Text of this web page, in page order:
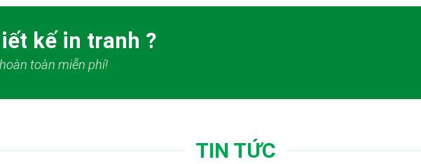
kế in tranh ?
toàn miễn phí!
TIN TỨC